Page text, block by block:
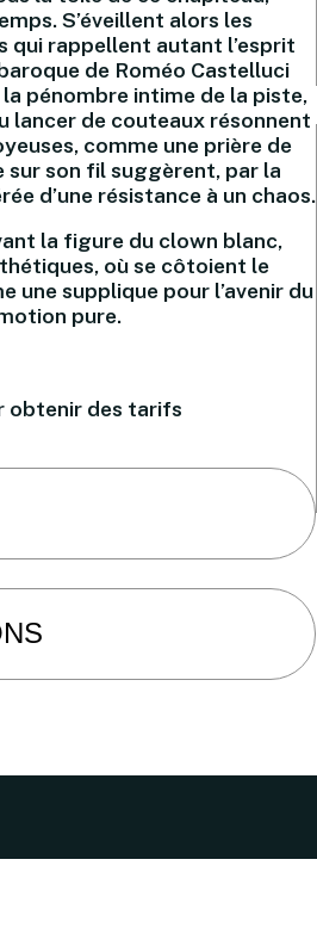
S’éveillent alors les
qui rappellent autant l’esprit
de Roméo Castelluci
pénombre intime de la piste,
lancer de couteaux résonnent
comme une prière de
sur son fil suggèrent, par la
d’une résistance à un chaos.
la figure du clown blanc,
où se côtoient le
une supplique pour l’avenir du
pure.
obtenir des tarifs